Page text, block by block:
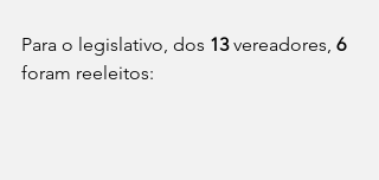
Para o legislativo, dos 13 vereadores, 6
foram reeleitos: